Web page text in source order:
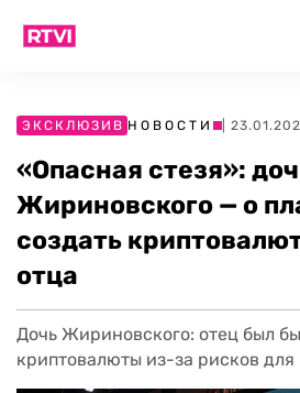
ЭКСКЛЮЗИВ НОВОСТИ |
«Опасная стезя»:
Жириновского — о
создать
отца
Дочь Жириновского: отец был
криптовалюты из-за рисков